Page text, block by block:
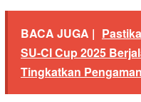
BACA JUGA |
SU-CI Cup 2025
Tingkatkan